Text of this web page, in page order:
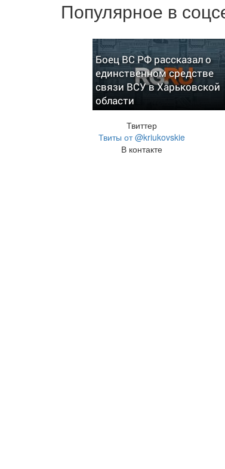
Популярное в
Боец ВС РФ рассказал о
единственном средстве
связи ВСУ в Харьковской
области
Твиттер
Твиты от @kriukovskie
В контакте